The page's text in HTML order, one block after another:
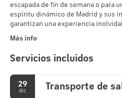
escapada de fin de semana o para
espíritu dinámico de Madrid y sus
garantizan una experiencia
Más info
Servicios incluidos
29
dic Transporte de